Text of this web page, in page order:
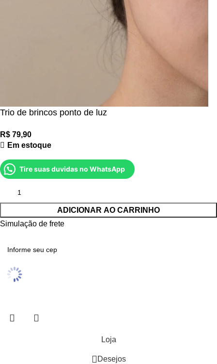
Trio de brincos ponto de luz
Em estoque
Tire suas duvidas no WhatsApp
ADICIONAR AO CARRINHO
Simulação de frete
Loja
Desejos